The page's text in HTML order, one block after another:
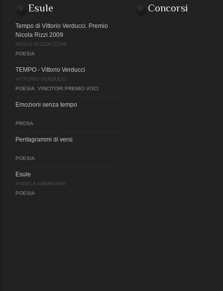
Esule
Tempo di Vittorio Verducci. Premio
Nicola Rizzi 2009
PAOLO BUZZACCONI
POESIA
TEMPO - Vittorio Verducci
VITTORIO VERDUCCI
POESIA
VINCITORI PREMIO VOCI
Emozioni senza tempo
PROSA
Pentagrammi di versi
POESIA
Esule
ANGELA AMBROSINI
POESIA
Concorsi